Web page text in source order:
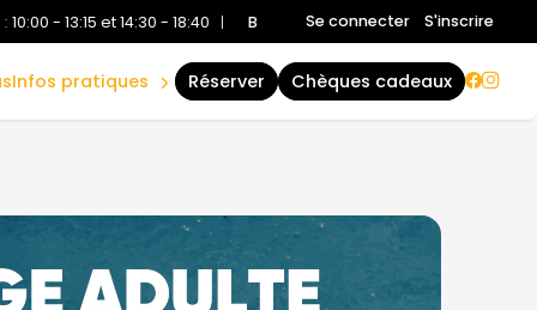
et 14:30 - 18:40 | Bassin Sportif 10:00 - 13:15 et 14:30 - 18:40
Se connecter S'inscrire
infos pratiques
accès &
règles
réserver chèques cadeaux